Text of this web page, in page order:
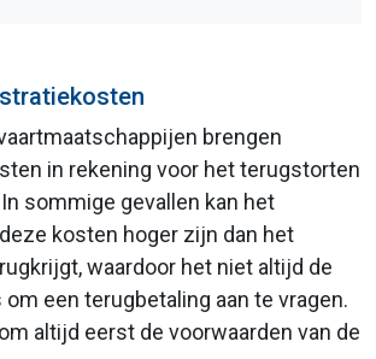
brengen
in rekening voor het terugstorten
sommige gevallen kan het
kosten hoger zijn dan het
waardoor het niet altijd de
een terugbetaling aan te vragen.
altijd eerst de voorwaarden van de